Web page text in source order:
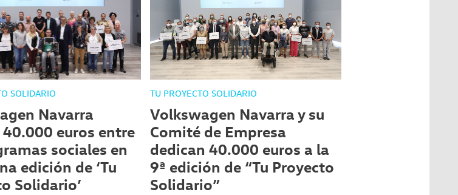
SOLIDARIO
Navarra
euros entre
sociales en
edición de ‘Tu
Solidario’
TU PROYECTO SOLIDARIO
Volkswagen Navarra y su
Comité de Empresa
dedican 40.000 euros a la
9ª edición de “Tu Proyecto
Solidario”